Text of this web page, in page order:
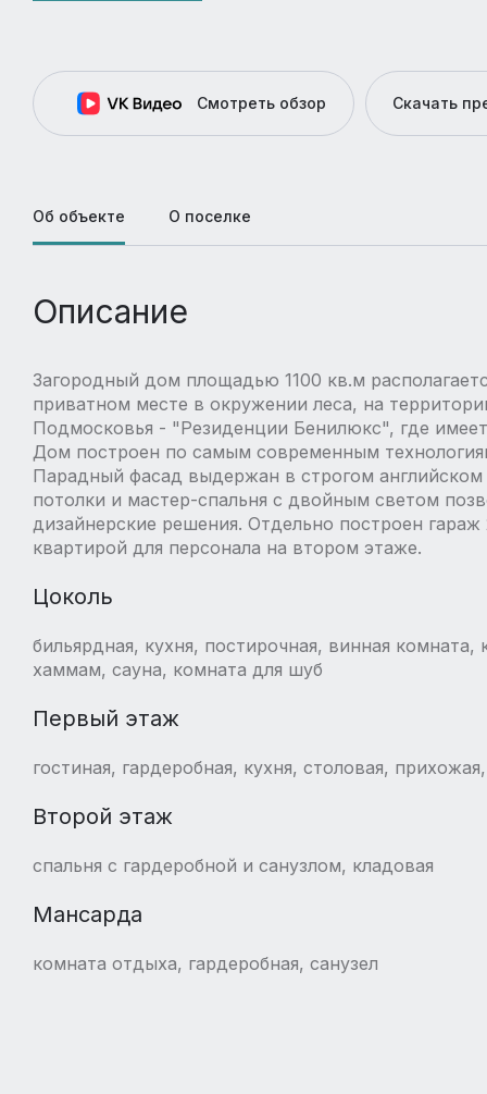
Смотреть обзор Скачать
Об объекте О поселке
Описание
Загородный дом площадью 1100 кв.м
приватном месте в окружении леса, на
Подмосковья - "Резиденции Бенилюкс", где
Дом построен по самым современным
Парадный фасад выдержан в строгом
потолки и мастер-спальня с двойным светом
дизайнерские решения. Отдельно построен
квартирой для персонала на втором этаже.
Цоколь
бильярдная, кухня, постирочная, винная комната,
хаммам, сауна, комната для шуб
Первый этаж
гостиная, гардеробная, кухня, столовая,
Второй этаж
спальня с гардеробной и санузлом, кладовая
Мансарда
комната отдыха, гардеробная, санузел